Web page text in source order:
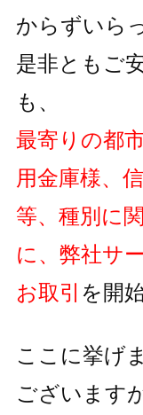
からずいら
是非ともご
も、
最寄りの都
用金庫様、
等、種別に
に、弊社サ
お取引 を開
ここに挙げ
ございますが